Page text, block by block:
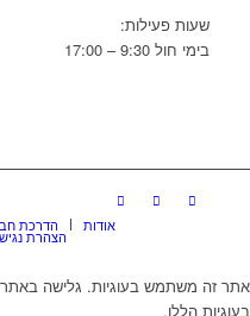
שעות פעילות:
בימי חול 9:30 – 17:00
הדרכת אודות
הצהרת
אתר זה משתמש בעוגיות. גלישה
בעוגיות הללו.